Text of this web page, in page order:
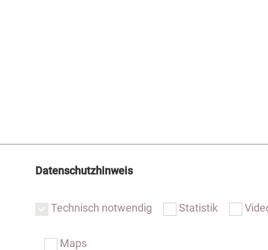
Datenschutzhinweis
Technisch notwendig Statistik
Maps